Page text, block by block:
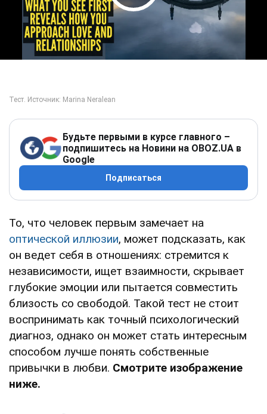
Play Video
Будьте первыми в курсе главного –
подпишитесь на Новини на OBOZ.UA в
Google
Подписаться
То, что человек первым замечает на
оптической иллюзии, может подсказать, как
он ведет себя в отношениях: стремится к
независимости, ищет взаимности, скрывает
глубокие эмоции или пытается совместить
близость со свободой. Такой тест не стоит
воспринимать как точный психологический
диагноз, однако он может стать интересным
способом лучше понять собственные
привычки в любви. Смотрите изображение
ниже.